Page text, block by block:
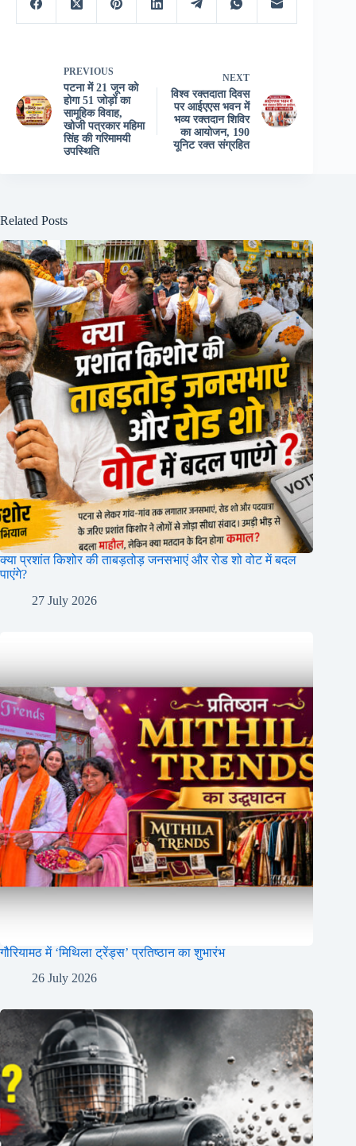
PREVIOUS
पटना में 21 जून को
होगा 51 जोड़ों का
सामूहिक विवाह,
खोजी पत्रकार महिमा
सिंह की गरिमामयी
उपस्थिति
NEXT
विश्व रक्तदाता दिवस
पर आईएएस भवन में
भव्य रक्तदान शिविर
का आयोजन, 190
यूनिट रक्त संग्रहित
Related Posts
क्या प्रशांत किशोर की ताबड़तोड़ जनसभाएं और रोड शो वोट में बदल
पाएंगे?
27 July 2026
गौरियामठ में ‘मिथिला ट्रेंड्स’ प्रतिष्ठान का शुभारंभ
26 July 2026